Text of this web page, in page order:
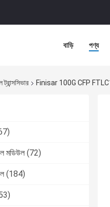
বাড়ি পণ্য
Finisar 100G CFP
মডিউল (72)
(184)